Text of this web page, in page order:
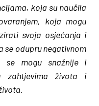
koja su naučila
koja mogu
svoja osjećanja i
se odupru negativnom
se mogu snažnije i
zahtjevima života i